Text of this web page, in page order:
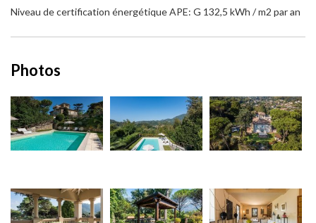
Niveau de certification énergétique APE: G 132,5 kWh / m2 par an
Photos